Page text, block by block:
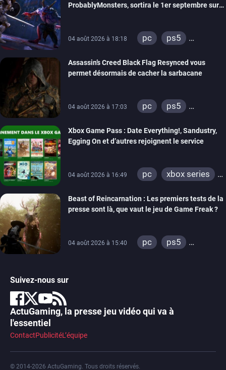
ProbablyMonsters, sortira le 1er septembre sur
04 août 2026 à 18:18 pc
ps5
Assassin’s Creed Black Flag Resynced vous
permet désormais de cacher la sarbacane
04 août 2026 à 17:03 pc
ps5
Xbox Game Pass : Date Everything!, Sandustry,
Egging On et d’autres rejoignent le service
04 août 2026 à 16:49 pc
xbox series
Beast of Reincarnation : Les premiers tests de la
presse sont là, que vaut le jeu de Game Freak ?
04 août 2026 à 15:40 pc
ps5
Suivez-nous sur
ActuGaming, la presse jeu vidéo qui va à
l'essentiel
ContactPublicitéL’équipe
© 2014-2026 ActuGaming. Tous droits réservés.